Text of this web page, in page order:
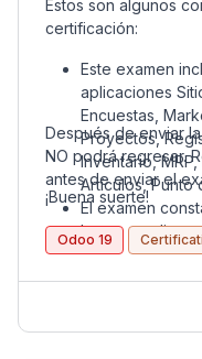
Estos son algunos
certificación:
Este examen
aplicaciones
Encuestas,
Proyectos,
Inventario,
Artículos, Punto
El examen
hora y media
Para PASAR el
como mínimo
Después de enviar
NO podrá regresar.
antes de enviar el
¡Buena suerte!
Odoo 19